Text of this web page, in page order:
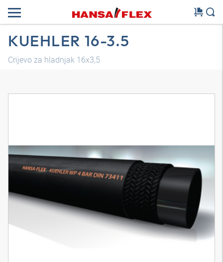
KUEHLER 16-3.5
Crijevo za hladnjak 16x3,5